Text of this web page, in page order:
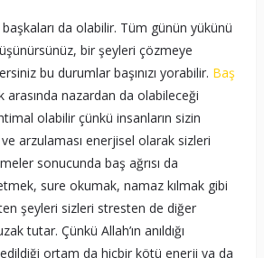
da olabilir. Tüm günün yükünü
bir şeyleri çözmeye
bu durumlar başınızı yorabilir. Baş
arasında nazardan da olabileceği
olabilir çünkü insanların sizin
ve arzulaması enerjisel olarak sizleri
sonucunda baş ağrısı da
sure okumak, namaz kılmak gibi
şeyleri sizleri stresten de diğer
tutar. Çünkü Allah’ın anıldığı
ortam da hiçbir kötü enerji ya da